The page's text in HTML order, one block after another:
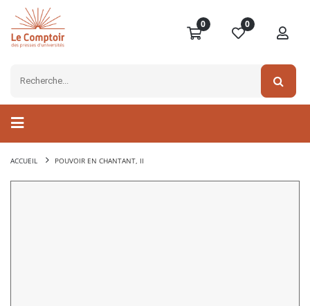
0 0
ACCUEIL POUVOIR EN CHANTANT, II